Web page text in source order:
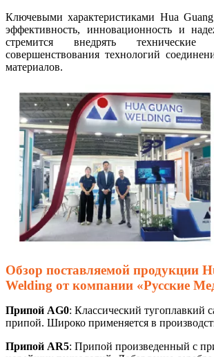
Ключевыми характеристиками Hua
эффективность, инновационность и
стремится внедрять
совершенствования технологий
материалов.
Обзор поставляемой продукции
Welding от компании «Русские
Припой AG0: Классический
припой. Широко применяется в
Припой AR5: Припой произведенный с